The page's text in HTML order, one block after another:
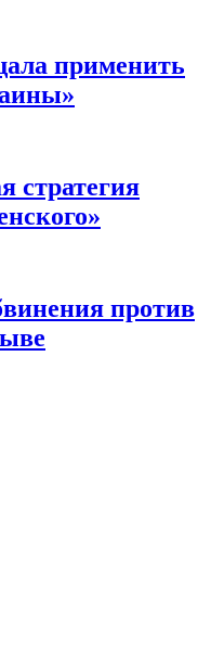
применить
стратегия
против